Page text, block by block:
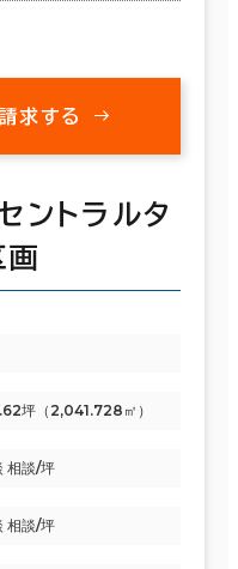
求する
ントラルタ
画
坪（2,041.728㎡）
相談/坪
相談/坪